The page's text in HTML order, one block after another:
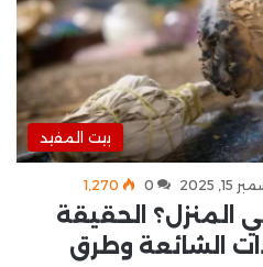
بيت المفيد
2025
0 1٬270
الحقيقة
الشائعة وطرق